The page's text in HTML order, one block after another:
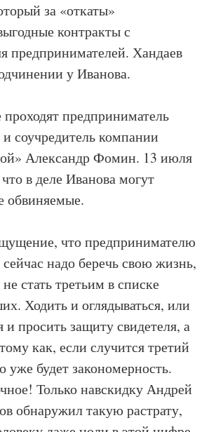
за «откаты»
контракты с
предпринимателей. Хандаев
у Иванова.
предприниматель
соучредитель компании
Александр Фомин. 13 июля
в деле Иванова могут
обвиняемые.
что предпринимателю
надо беречь свою жизнь,
стать третьим в списке
Ходить и оглядываться, или
и просить защиту свидетеля, а
как, если случится третий
будет закономерность.
Только навскидку Андрей
обнаружил такую растрату,